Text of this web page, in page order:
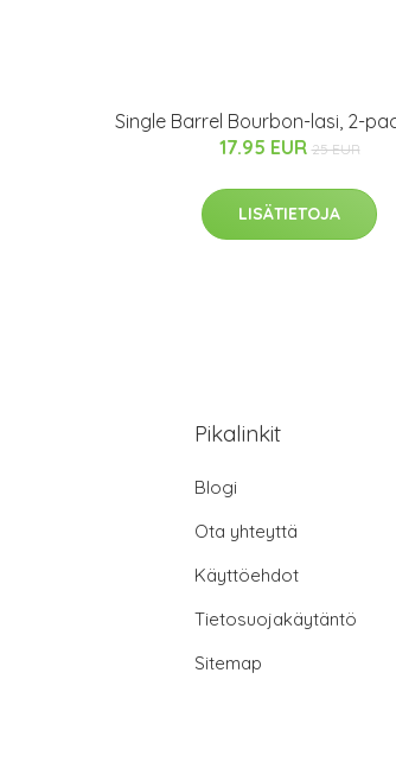
Single Barrel Bourbon-lasi, 2-
17.95 EUR 25 EUR
LISÄTIETOJA
Pikalinkit
Blogi
Ota yhteyttä
Käyttöehdot
Tietosuojakäytäntö
Sitemap